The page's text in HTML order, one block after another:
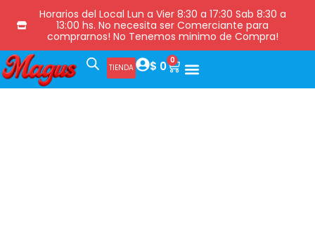
Horarios del Local Lun a Vier 8:30 a 17:30 Sab 8:30 a
13:00 hs. No necesita ser Comerciante para
comprarnos! No Tenemos minimo de Compra!
TIENDA $ 0 0